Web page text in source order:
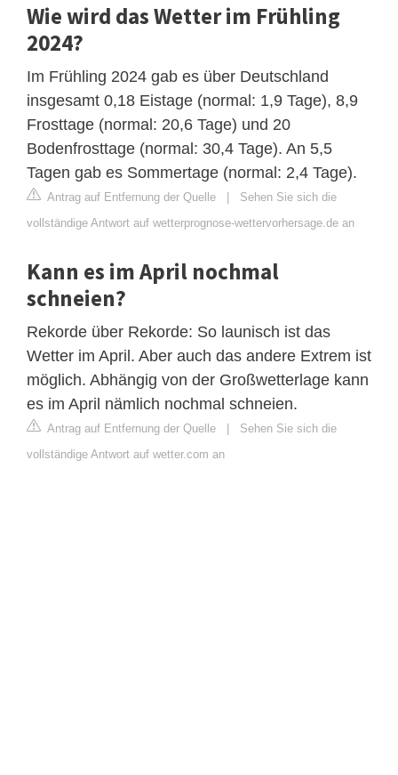
Wie wird das Wetter im Frühling
2024?
Im Frühling 2024 gab es über Deutschland
insgesamt 0,18 Eistage (normal: 1,9 Tage), 8,9
Frosttage (normal: 20,6 Tage) und 20
Bodenfrosttage (normal: 30,4 Tage). An 5,5
Tagen gab es Sommertage (normal: 2,4 Tage).
Antrag auf Entfernung der Quelle | Sehen Sie sich die
vollständige Antwort auf wetterprognose-wettervorhersage.de an
Kann es im April nochmal
schneien?
Rekorde über Rekorde: So launisch ist das
Wetter im April. Aber auch das andere Extrem ist
möglich. Abhängig von der Großwetterlage kann
es im April nämlich nochmal schneien.
Antrag auf Entfernung der Quelle | Sehen Sie sich die
vollständige Antwort auf wetter.com an